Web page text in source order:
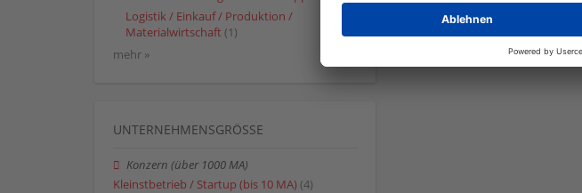
Logistik / Einkauf / Produktion /
Materialwirtschaft (1)
mehr »
UNTERNEHMENSGRÖSSE
Konzern (über 1000 MA)
Kleinstbetrieb / Startup (bis 10 MA) (4)